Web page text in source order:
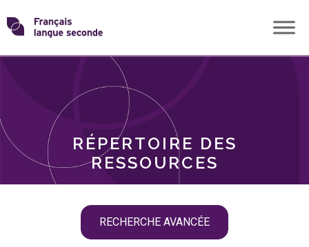
Skip
toTransformons
langue
RÉPERTOIRE DES
RESSOURCES
RECHERCHE AVANCÉE
THÈMES